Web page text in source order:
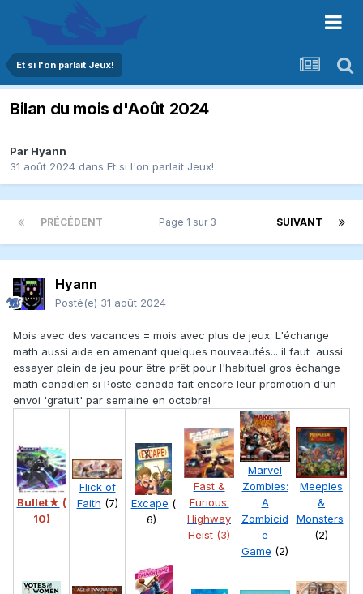
Et si l'on parlait Jeux!
Bilan du mois d'Août 2024
Par Hyann
31 août 2024 dans Et si l'on parlait Jeux!
PRÉCÉDENT SUIVANT
Page 1 sur 3
Hyann
Posté(e) 31 août 2024
Mois avec des vacances = mois avec plus de jeux. L'échange
math aussi aide en amenant quelques nouveautés... il faut aussi
essayer plein de jeu pour être prêt pour l'habituel gros échange
math canadien si Poste canada fait encore leur promotion d'un
envoi 'gratuit' par semaine en octobre!
Bullet★ (
10)
Flick of
Faith (7) Excape (
6)
Fast &
Furious:
Highway
Heist (3)
Marvel
Zombies:
A
Zombicid
e
Game (2)
Meeples
&
Monsters
(2)